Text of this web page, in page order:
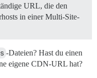
URL, die den
in einer Multi-Site-
-Dateien? Hast du einen
eigene CDN-URL hat?